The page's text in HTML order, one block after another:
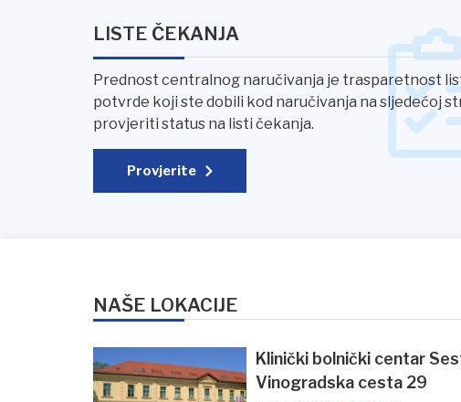
LISTE ČEKANJA
Prednost centralnog naručivanja je trasparetnost
potvrde koji ste dobili kod naručivanja na sljedećoj
provjeriti status na listi čekanja.
Provjerite
NAŠE LOKACIJE
Klinički bolnički centar
Vinogradska cesta 29